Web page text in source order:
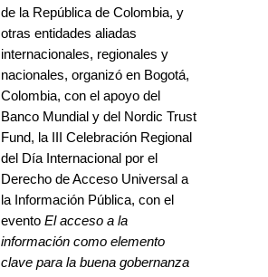
de la República de Colombia, y
otras entidades aliadas
internacionales, regionales y
nacionales, organizó en Bogotá,
Colombia, con el apoyo del
Banco Mundial y del Nordic Trust
Fund, la III Celebración Regional
del Día Internacional por el
Derecho de Acceso Universal a
la Información Pública, con el
evento El acceso a la
información como elemento
clave para la buena gobernanza